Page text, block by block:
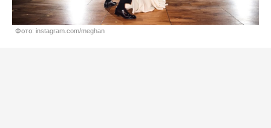
Фото: instagram.com/meghan